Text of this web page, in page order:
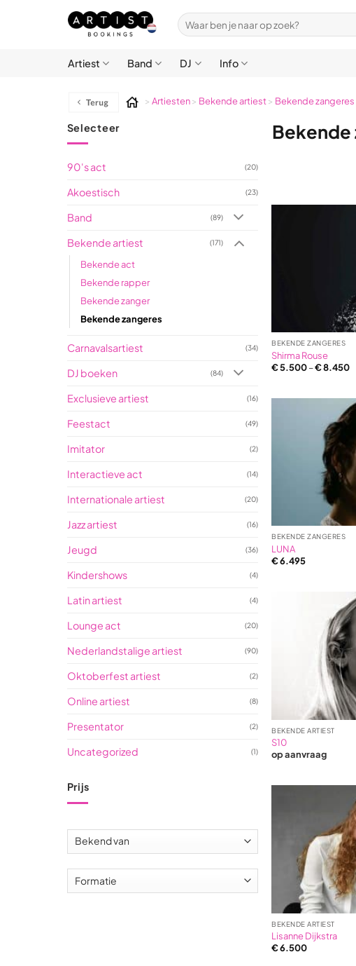
Zoeken
naar:
Artiest Band DJ Info
> Artiesten> Bekende artiest> Bekende zangeres
Selecteer
90's act (20)
Akoestisch (23)
Band (89)
Bekende artiest (171)
Bekende act
Bekende rapper
Bekende zanger
Bekende zangeres
Carnavalsartiest (34)
DJ boeken (84)
Exclusieve artiest (16)
Feestact (49)
Imitator (2)
Interactieve act (14)
Internationale artiest (20)
Jazz artiest (16)
Jeugd (36)
Kindershows (4)
Latin artiest (4)
Lounge act (20)
Nederlandstalige artiest (90)
Oktoberfest artiest (2)
Online artiest (8)
Presentator (2)
Uncategorized (1)
Prijs
Bekende
BEKENDE ZANGERES
Shirma Rouse
€5.500–€8.450
BEKENDE ZANGERES
LUNA
€6.495
BEKENDE ARTIEST
S10
op aanvraag
BEKENDE ARTIEST
Lisanne Dijkstra
€6.500